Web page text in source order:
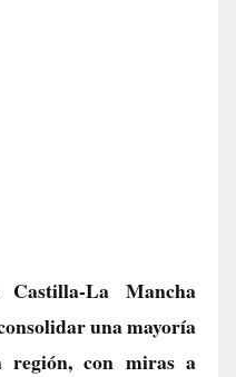
La Mancha
una mayoría
región, con miras a